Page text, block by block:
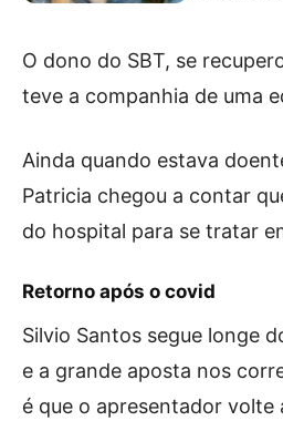
O dono do SBT, se
teve a companhia de uma
Ainda quando estava
Patricia chegou a contar
do hospital para se tratar
Retorno após o covid
Silvio Santos segue longe
e a grande aposta nos
é que o apresentador volte